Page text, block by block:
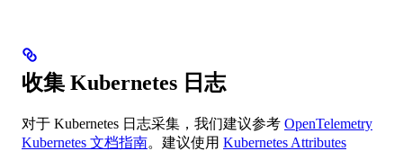
收集 Kubernetes 日志
对于 Kubernetes 日志采集，我们建议参考 OpenTelemetry
Kubernetes 文档指南。建议使用 Kubernetes Attributes